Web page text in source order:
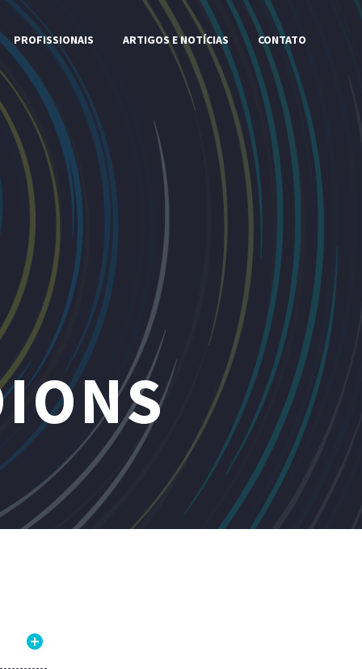
PROFISSIONAIS ARTIGOS E NOTÍCIAS CONTATO